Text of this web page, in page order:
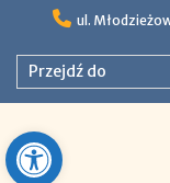
Open
content
ul.
Przejdź do